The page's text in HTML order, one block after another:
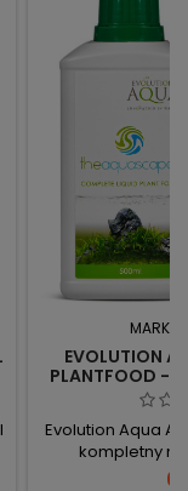
MARKA:
EVOLUTION
PLANTFOOD -
BUJNY
Evolution Aqua
kompletny
stosowany